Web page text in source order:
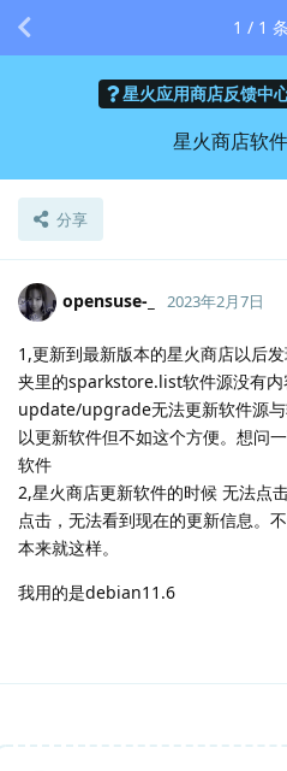
星火应用商店反馈中
星火商店软
分享
1 / 1 条
opensuse-_ 2023年2月7日
1,更新到最新版本的星火商店以后
夹里的sparkstore.list软件源没有
update/upgrade无法更新软件源
以更新软件但不如这个方便。想问
软件
2,星火商店更新软件的时候 无法点
点击，无法看到现在的更新信息。
本来就这样。
我用的是debian11.6